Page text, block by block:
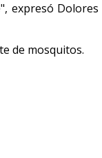
expresó Dolores
de mosquitos.